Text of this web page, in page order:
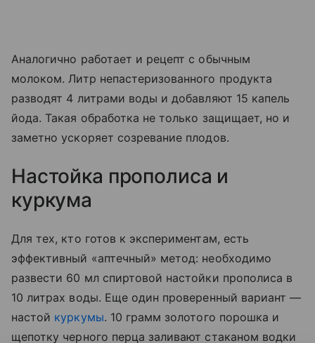
Аналогично работает и рецепт с обычным
молоком. Литр непастеризованного продукта
разводят 4 литрами воды и добавляют 15 капель
йода. Такая обработка не только защищает, но и
заметно ускоряет созревание плодов.
Настойка прополиса и
куркума
Для тех, кто готов к экспериментам, есть
эффективный «аптечный» метод: необходимо
развести 60 мл спиртовой настойки прополиса в
10 литрах воды. Еще один проверенный вариант —
настой куркумы. 10 грамм золотого порошка и
щепотку черного перца заливают стаканом водки